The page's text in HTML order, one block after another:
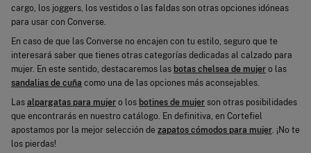
cargo, los joggers, los vestidos o las faldas son otras opciones idóneas
para usar con Converse.
En caso de que las Converse no encajen con tu estilo, seguro que te
interesará saber que tienes otras categorías dedicadas al calzado para
mujer. En este sentido, destacaremos las botas chelsea de mujer o las
sandalias de cuña como una de las opciones más aconsejables.
Las alpargatas para mujer o los botines de mujer son otras posibilidades
que encontrarás en nuestro catálogo. En definitiva, en Cortefiel
apostamos por la mejor selección de zapatos cómodos para mujer. ¡No te
los pierdas!